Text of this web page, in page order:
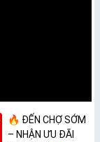
🔥 ĐẾN CHỢ SỚM
– NHẬN ƯU ĐÃI